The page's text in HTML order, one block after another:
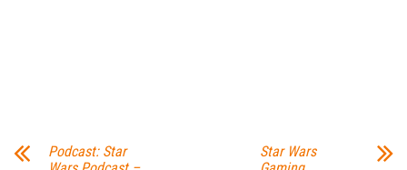
Podcast: Star
Star Wars